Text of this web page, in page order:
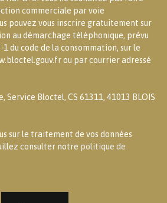
commerciale par voie
pouvez vous inscrire gratuitement sur
au démarchage téléphonique, prévu
du code de la consommation, sur le
ou par courrier adressé
Service Bloctel, CS 61311, 41013 BLOIS
sur le traitement de vos données
consulter notre politique de